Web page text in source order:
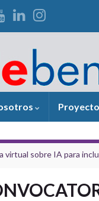
virtual sobre IA para